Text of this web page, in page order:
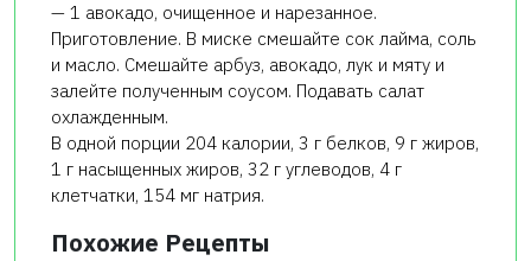
— 1 авокадо, очищенное и нарезанное.
Приготовление. В миске смешайте сок лайма, соль
и масло. Смешайте арбуз, авокадо, лук и мяту и
залейте полученным соусом. Подавать салат
охлажденным.
В одной порции 204 калории, 3 г белков, 9 г жиров,
1 г насыщенных жиров, 32 г углеводов, 4 г
клетчатки, 154 мг натрия.
Похожие Рецепты